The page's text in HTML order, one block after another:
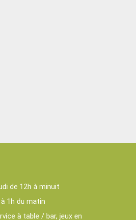
de 12h à minuit
1h du matin
à table / bar, jeux en